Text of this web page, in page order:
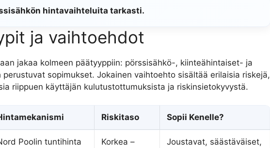
hintavaihteluita tarkasti.
ja vaihtoehdot
jakaa kolmeen päätyyppiin: pörssisähkö-, kiinteähintaiset- ja
perustuvat sopimukset. Jokainen vaihtoehto sisältää erilaisia riskejä,
riippuen käyttäjän kulutustottumuksista ja riskinsietokyvystä.
Riskitaso Sopii Kenelle?
Poolin tuntihinta
Korkea –
Joustavat, säästäväiset,